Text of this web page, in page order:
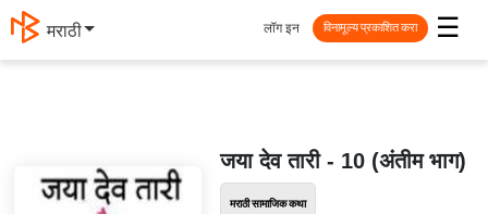
मराठी ☰
लॉग इन विनामूल्य प्रकाशित करा
जया देव तारी - 10 (अंतीम भाग)
मराठी सामाजिक कथा